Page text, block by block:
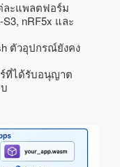
ละแพลตฟอร์ม
nRF5x และ
ตัวอุปกรณ์ยังคง
ร์ที่ได้รับอนุญาต